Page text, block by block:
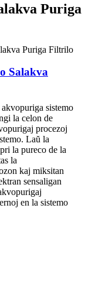
Puriga
Salakva
sistemo
la celon de
procezoj
Laŭ la
la pureco de la
la
kaj miksitan
sensaligan
en la sistemo